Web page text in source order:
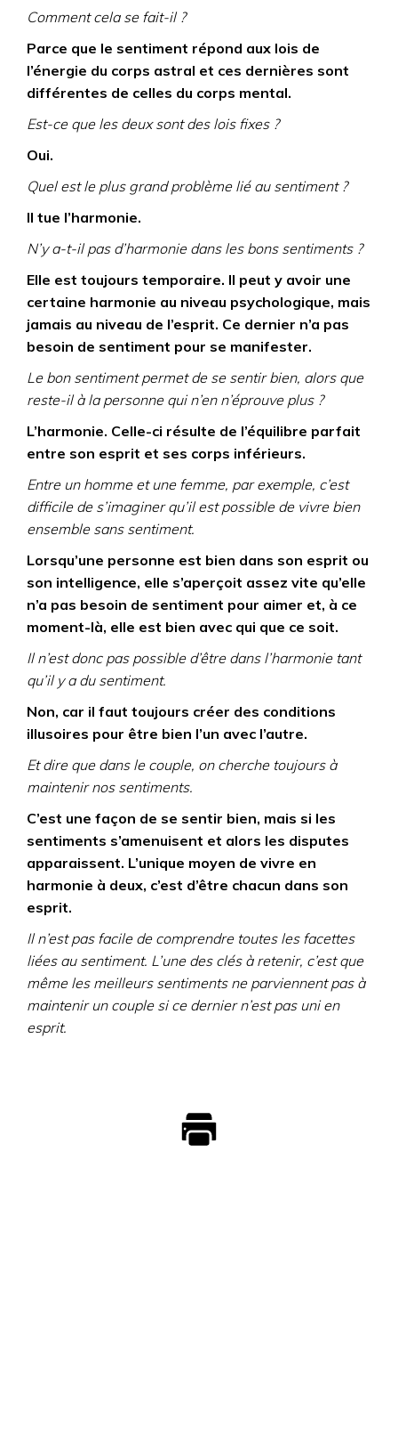
Comment cela se fait-il ?
Parce que le sentiment répond aux lois de
l’énergie du corps astral et ces dernières sont
différentes de celles du corps mental.
Est-ce que les deux sont des lois fixes ?
Oui.
Quel est le plus grand problème lié au sentiment ?
Il tue l’harmonie.
N’y a-t-il pas d’harmonie dans les bons sentiments ?
Elle est toujours temporaire. Il peut y avoir une
certaine harmonie au niveau psychologique, mais
jamais au niveau de l’esprit. Ce dernier n’a pas
besoin de sentiment pour se manifester.
Le bon sentiment permet de se sentir bien, alors que
reste-il à la personne qui n’en n’éprouve plus ?
L’harmonie. Celle-ci résulte de l’équilibre parfait
entre son esprit et ses corps inférieurs.
Entre un homme et une femme, par exemple, c’est
difficile de s’imaginer qu’il est possible de vivre bien
ensemble sans sentiment.
Lorsqu’une personne est bien dans son esprit ou
son intelligence, elle s’aperçoit assez vite qu’elle
n’a pas besoin de sentiment pour aimer et, à ce
moment-là, elle est bien avec qui que ce soit.
Il n’est donc pas possible d’être dans l’harmonie tant
qu’il y a du sentiment.
Non, car il faut toujours créer des conditions
illusoires pour être bien l’un avec l’autre.
Et dire que dans le couple, on cherche toujours à
maintenir nos sentiments.
C’est une façon de se sentir bien, mais si les
sentiments s’amenuisent et alors les disputes
apparaissent. L’unique moyen de vivre en
harmonie à deux, c’est d’être chacun dans son
esprit.
Il n’est pas facile de comprendre toutes les facettes
liées au sentiment. L’une des clés à retenir, c’est que
même les meilleurs sentiments ne parviennent pas à
maintenir un couple si ce dernier n’est pas uni en
esprit.